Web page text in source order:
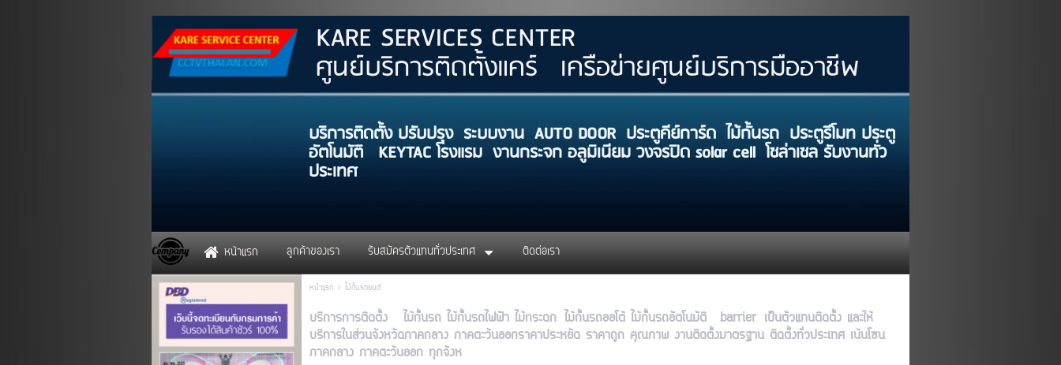
KARE SERVICES CENTER
ศูนย์บริการติดตั้งแคร์ เครือข่ายศูนย์บริการมืออาชีพ
บริการติดตั้ง ปรับปรุง ระบบงาน AUTO DOOR ประตูคีย์การ์ด ไม้กั้นรถ ประตูรีโมท ประตู
อัตโนมัติ KEYTAC โรงแรม งานกระจก อลูมิเนียม วงจรปิด solar cell โซล่าเซล รับงานทั่ว
ประเทศ
หน้าแรก ลูกค้าของเรา รับสมัครตัวแทนทั่วประเทศ ติดต่อเรา
หน้าแรก> ไม้กั้นรถยนต์
บริการการติดตั้ง ไม้กั้นรถ ไม้กั้นรถไฟฟ้า ไม้กระดก ไม้กั้นรถออโต้ ไม้กั้นรถอัตโนมัติ barrier เป็นตัวแทนติดตั้ง และให้
บริการในส่วนจังหวัดภาคกลาง ภาคตะวันออกราคาประหยัด ราคาถูก คุณภาพ งานติดตั้งมาตรฐาน ติดตั้งทั่วประเทศ เน้นโซน
ภาคกลาง ภาคตะวันออก ทุกจังห